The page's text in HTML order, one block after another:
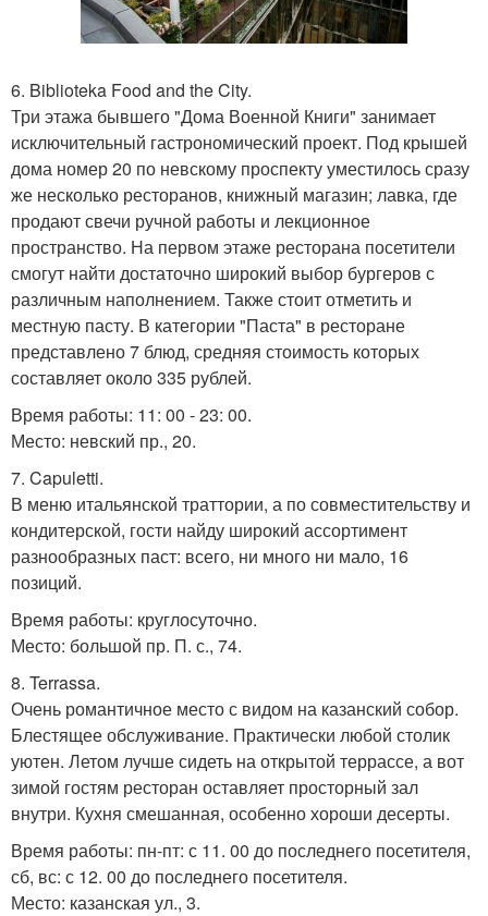
6. Biblioteka Food and the City.
Три этажа бывшего "Дома Военной Книги" занимает
исключительный гастрономический проект. Под крышей
дома номер 20 по невскому проспекту уместилось сразу
же несколько ресторанов, книжный магазин; лавка, где
продают свечи ручной работы и лекционное
пространство. На первом этаже ресторана посетители
смогут найти достаточно широкий выбор бургеров с
различным наполнением. Также стоит отметить и
местную пасту. В категории "Паста" в ресторане
представлено 7 блюд, средняя стоимость которых
составляет около 335 рублей.
Время работы: 11: 00 - 23: 00.
Место: невский пр., 20.
7. Capuletti.
В меню итальянской траттории, а по совместительству и
кондитерской, гости найду широкий ассортимент
разнообразных паст: всего, ни много ни мало, 16
позиций.
Время работы: круглосуточно.
Место: большой пр. П. с., 74.
8. Terrassa.
Очень романтичное место с видом на казанский собор.
Блестящее обслуживание. Практически любой столик
уютен. Летом лучше сидеть на открытой террассе, а вот
зимой гостям ресторан оставляет просторный зал
внутри. Кухня смешанная, особенно хороши десерты.
Время работы: пн-пт: с 11. 00 до последнего посетителя,
сб, вс: с 12. 00 до последнего посетителя.
Место: казанская ул., 3.